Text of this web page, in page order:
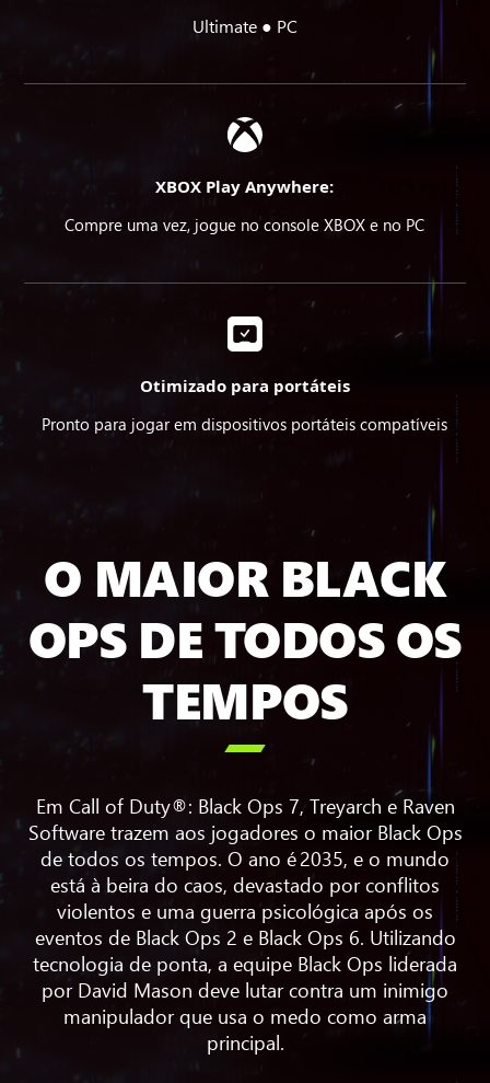
Ultimate ● PC
XBOX Play Anywhere:
Compre uma vez, jogue no console XBOX e no PC
Otimizado para portáteis
Pronto para jogar em dispositivos portáteis compatíveis
O MAIOR BLACK
OPS DE TODOS OS
TEMPOS

Em Call of Duty®: Black Ops 7, Treyarch e Raven
Software trazem aos jogadores o maior Black Ops
de todos os tempos. O ano é 2035, e o mundo
está à beira do caos, devastado por conflitos
violentos e uma guerra psicológica após os
eventos de Black Ops 2 e Black Ops 6. Utilizando
tecnologia de ponta, a equipe Black Ops liderada
por David Mason deve lutar contra um inimigo
manipulador que usa o medo como arma
principal.